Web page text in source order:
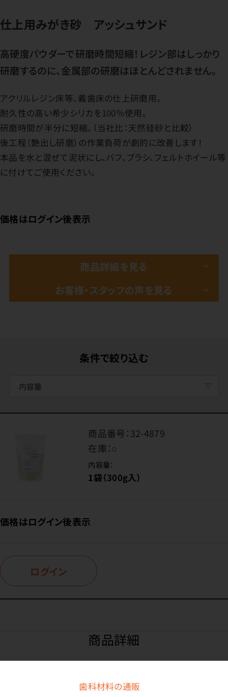
歯科材料の通販
仕上用みがき砂 アッシュサンド
高硬度パウダーで研磨時間短縮！レジン部はしっかり
研磨するのに、金属部の研磨はほとんどされません。
アクリルレジン床等、義歯床の仕上研磨用。
耐久性の高い希少シリカを100％使用。
研磨時間が半分に短縮。（当社比：天然硅砂と比較）
後工程（艶出し研磨）の作業負荷が劇的に改善します！
本品を水と混ぜて泥状にし、バフ、ブラシ、フェルトホイール等
に付けてご使用ください。
価格はログイン後表示
商品詳細を見る
お客様・スタッフの声を見る
条件で絞り込む
内容量
商品番号：32-4879
在庫：○
内容量：
1袋（300g入）
価格はログイン後表示
ログイン
商品詳細